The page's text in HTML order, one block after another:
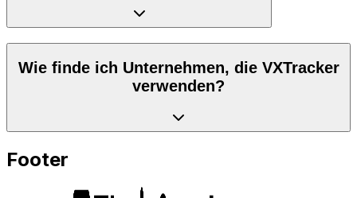
Wie finde ich Unternehmen, die VXTracker
verwenden?
Footer